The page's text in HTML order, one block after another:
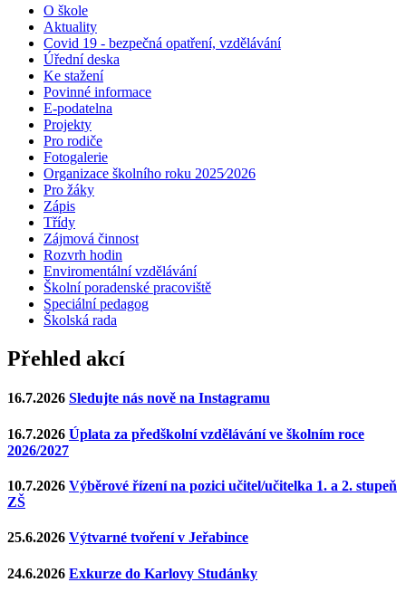
O škole
Aktuality
Covid 19 - bezpečná opatření, vzdělávání
Úřední deska
Ke stažení
Povinné informace
E-podatelna
Projekty
Pro rodiče
Fotogalerie
Organizace školního roku 2025⁄2026
Pro žáky
Zápis
Třídy
Zájmová činnost
Rozvrh hodin
Enviromentální vzdělávání
Školní poradenské pracoviště
Speciální pedagog
Školská rada
Přehled akcí
16.7.2026 Sledujte nás nově na Instagramu
16.7.2026 Úplata za předškolní vzdělávání ve školním roce
2026/2027
10.7.2026 Výběrové řízení na pozici učitel/učitelka 1. a 2. stupeň
ZŠ
25.6.2026 Výtvarné tvoření v Jeřabince
24.6.2026 Exkurze do Karlovy Studánky